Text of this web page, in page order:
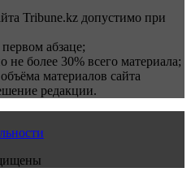
Tribune.kz допустимо при
абзаце;
более 30% всего материала;
материалов сайта
редакции.